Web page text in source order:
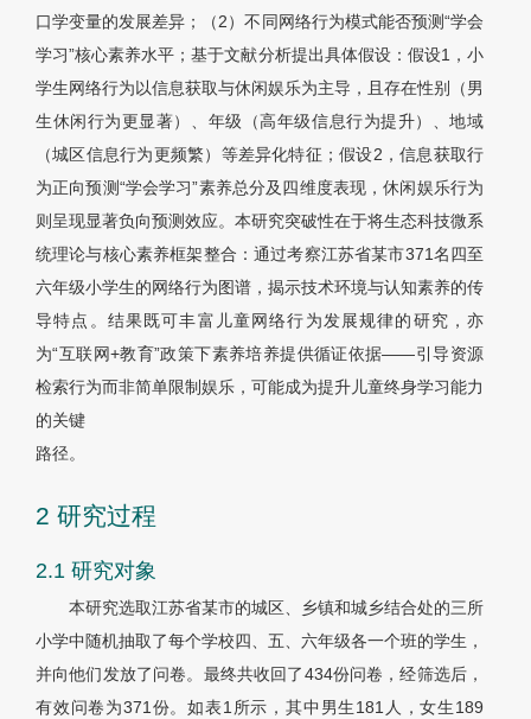
口学变量的发展差异；（2）不同网络行为模式能否预测“学会
学习”核心素养水平；基于文献分析提出具体假设：假设1，小
学生网络行为以信息获取与休闲娱乐为主导，且存在性别（男
生休闲行为更显著）、年级（高年级信息行为提升）、地域
（城区信息行为更频繁）等差异化特征；假设2，信息获取行
为正向预测“学会学习”素养总分及四维度表现，休闲娱乐行为
则呈现显著负向预测效应。本研究突破性在于将生态科技微系
统理论与核心素养框架整合：通过考察江苏省某市371名四至
六年级小学生的网络行为图谱，揭示技术环境与认知素养的传
导特点。结果既可丰富儿童网络行为发展规律的研究，亦
为“互联网+教育”政策下素养培养提供循证依据——引导资源
检索行为而非简单限制娱乐，可能成为提升儿童终身学习能力
的关键
路径。
2 研究过程
2.1 研究对象
本研究选取江苏省某市的城区、乡镇和城乡结合处的三所
小学中随机抽取了每个学校四、五、六年级各一个班的学生，
并向他们发放了问卷。最终共收回了434份问卷，经筛选后，
有效问卷为371份。如表1所示，其中男生181人，女生189